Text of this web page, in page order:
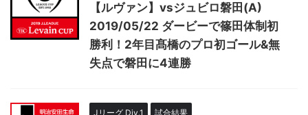
【ルヴァン】vsジュビロ磐田(A)
2019/05/22 ダービーで篠田体制初
勝利！2年目髙橋のプロ初ゴール&無
失点で磐田に4連勝
Jリーグ Div.1 試合結果